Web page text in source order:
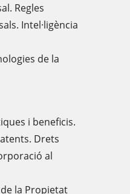
Regles
Intel·ligència
de la
i beneficis.
Drets
al
la Propietat